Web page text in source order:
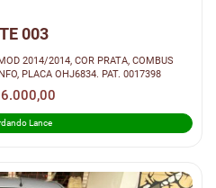
003
2014/2014, COR PRATA, COMBUS
PLACA OHJ6834. PAT. 0017398
Lance